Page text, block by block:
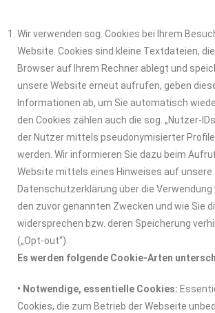
Wir verwenden sog. Cookies bei Ihrem
Website. Cookies sind kleine Textdateien,
Browser auf Ihrem Rechner ablegt und
unsere Website erneut aufrufen, geben
Informationen ab, um Sie automatisch
den Cookies zählen auch die sog. „Nutzer-
der Nutzer mittels pseudonymisierter
werden. Wir informieren Sie dazu beim
Website mittels eines Hinweises auf unsere
Datenschutzerklärung über die Verwendung
den zuvor genannten Zwecken und wie Sie
widersprechen bzw. deren Speicherung
(„Opt-out“).
Es werden folgende Cookie-Arten
• Notwendige, essentielle Cookies:
Cookies, die zum Betrieb der Webseite